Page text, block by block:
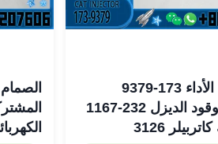
حقن الوقود عالي الأداء 173-9379
1739379 حقن الوقود الديزل 232-1167